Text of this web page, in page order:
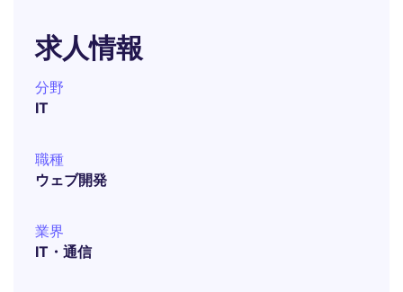
求人情報
分野
IT
職種
ウェブ開発
業界
IT・通信